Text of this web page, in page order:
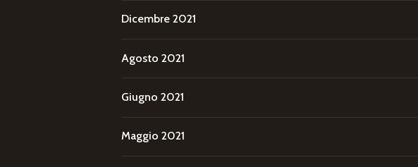
Dicembre 2021
Agosto 2021
Giugno 2021
Maggio 2021